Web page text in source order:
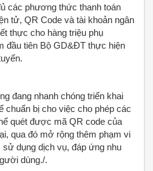
các phương thức thanh toán
tử, QR Code và tài khoản ngân
thực cho hàng triệu phụ
đầu tiên Bộ GD&ĐT thực hiện
đang nhanh chóng triển khai
chuẩn bị cho việc cho phép các
quét được mã QR code của
qua đó mở rộng thêm phạm vi
dụng dịch vụ, đáp ứng nhu
dùng./.